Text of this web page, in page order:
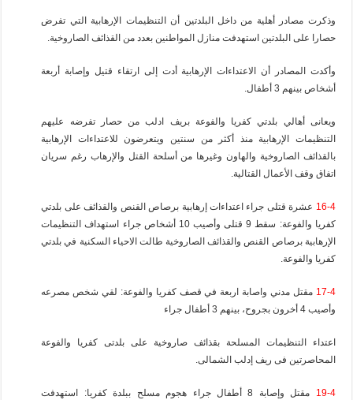
وذكرت مصادر أهلية من داخل البلدتين أن التنظيمات الإرهابية التي تفرض
حصارا على البلدتين استهدفت منازل المواطنين بعدد من القذائف الصاروخية.
وأكدت المصادر أن الاعتداءات الإرهابية أدت إلى ارتقاء قتيل وإصابة أربعة
أشخاص بينهم 3 أطفال.
ويعانى أهالي بلدتي كفريا والفوعة بريف ادلب من حصار تفرضه عليهم
التنظيمات الإرهابية منذ أكثر من سنتين ويتعرضون للاعتداءات الإرهابية
بالقذائف الصاروخية والهاون وغيرها من أسلحة القتل والإرهاب رغم سريان
اتفاق وقف الأعمال القتالية.
16-4 عشرة قتلى جراء اعتداءات إرهابية برصاص القنص والقذائف على بلدتي
كفريا والفوعة: سقط 9 قتلى وأصيب 10 أشخاص جراء استهداف التنظيمات
الإرهابية برصاص القنص والقذائف الصاروخية طالت الاحياء السكنية في بلدتي
كفريا والفوعة.
17-4 مقتل مدني واصابة اربعة في قصف كفريا والفوعة: لقي شخص مصرعه
وأصيب 4 أخرون بجروح، بينهم 3 أطفال جراء
اعتداء التنظيمات المسلحة بقذائف صاروخية على بلدتى كفريا والفوعة
المحاصرتين فى ريف إدلب الشمالى.
19-4
مقتل وإصابة 8 أطفال جراء هجوم مسلح ببلدة كفريا: استهدفت